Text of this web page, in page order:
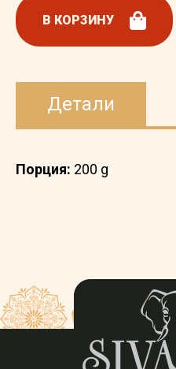
В КОРЗИНУ
Детали
Порция: 200 g